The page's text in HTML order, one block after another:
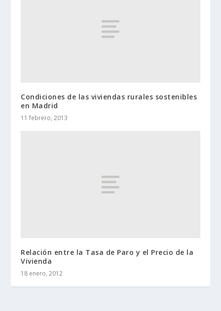
Condiciones de las viviendas rurales sostenibles
en Madrid
11 febrero, 2013
Relación entre la Tasa de Paro y el Precio de la
Vivienda
18 enero, 2012